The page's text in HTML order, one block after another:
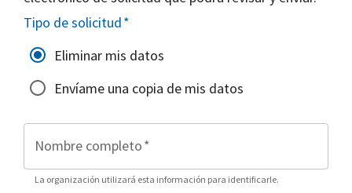
Tipo de solicitud*
Eliminar mis datos
Envíame una copia de mis datos
Nombre completo*
La organización utilizará esta información para identificarle.